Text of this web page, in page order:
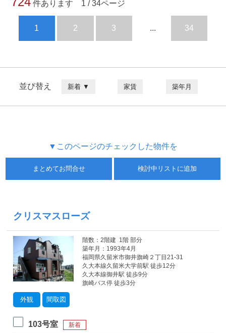
件あります 1 / 34ページ
1 2 3 ... 34
並び替え 新着 ▼ 家賃 築年月
▼このページのチェックした物件を
まとめてお問合せ 検討中リストに追加
クリスマスローズ
外観 間取図
階数：2階建 1階 部分
築年月：1993年4月
福岡県久留米市御井旗崎２丁目21-31
久大本線久留米大学前駅 徒歩12分
久大本線御井駅 徒歩9分
旗崎バス停 徒歩3分
103号室 新着